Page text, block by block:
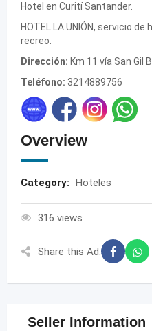
Hotel en Curití Santander.
HOTEL LA UNIÓN, servicio
recreo.
Dirección: Km 11 vía San Gil
Teléfono: 3214889756
Overview
Category: Hoteles
316 views
Share this Ad:
Seller Information